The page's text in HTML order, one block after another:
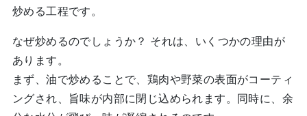
炒める工程です。
なぜ炒めるのでしょうか？ それは、いくつかの理由が
あります。
まず、油で炒めることで、鶏肉や野菜の表面がコーティ
ングされ、旨味が内部に閉じ込められます。同時に、余